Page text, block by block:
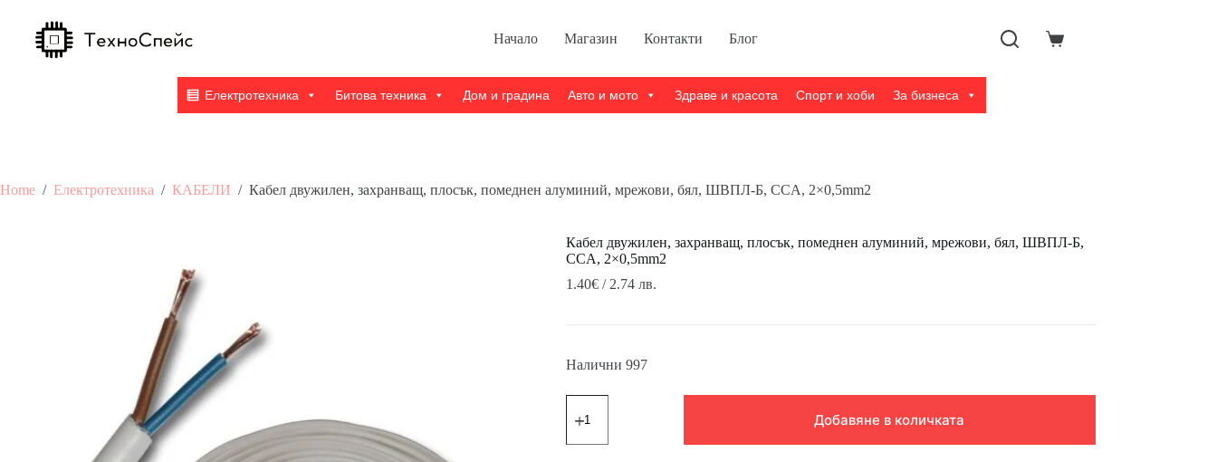
content
Начало Магазин Контакти Блог
Shopping
Електротехника Битова техника Дом и градина Авто и мото Здраве и красота Спорт и хоби За бизнеса
Home / Електротехника / КАБЕЛИ / Кабел двужилен, захранващ, плосък, помеднен алуминий, мрежови, бял, ШВПЛ-Б, CCA, 2×0,5mm2
Кабел двужилен, захранващ, плосък, помеднен алуминий, мрежови, бял, ШВПЛ-Б,
CCA, 2×0,5mm2
1.40€/ 2.74 лв.
Налични 997
двужилен,
Добавяне в количката